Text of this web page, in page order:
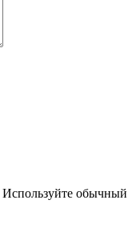
обычный